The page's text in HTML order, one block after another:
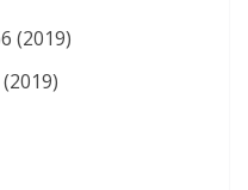
(2019)